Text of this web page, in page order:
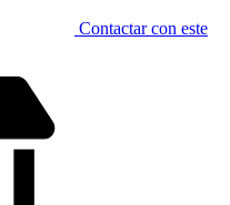
Contactar con este